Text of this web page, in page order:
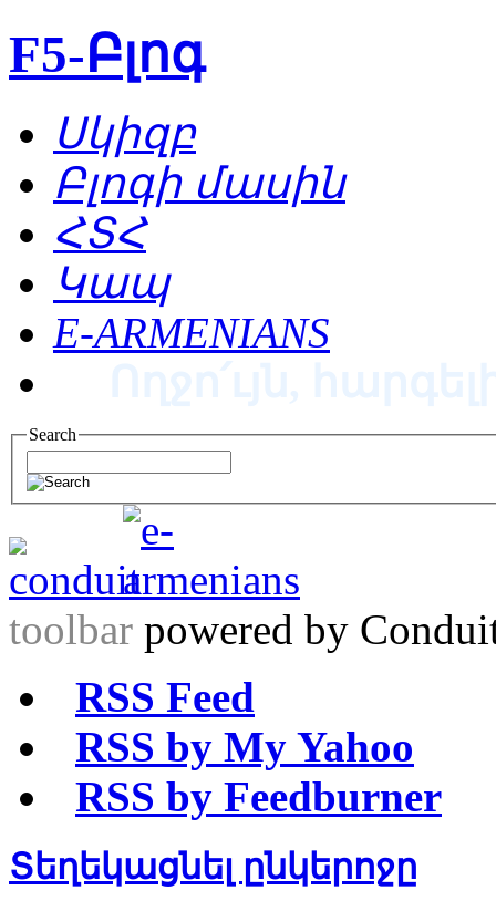
F5-Բլոգ
Սկիզբ
Բլոգի մասին
ՀՏՀ
Կապ
E-ARMENIANS
Search
toolbar powered by
RSS Feed
RSS by My Yahoo
RSS by Feedburner
Տեղեկացնել ընկերոջը